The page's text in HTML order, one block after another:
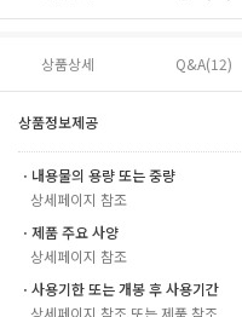
상품상세 Q&A(12)
상품정보제공
ㆍ내용물의 용량 또는 중량
상세페이지 참조
ㆍ제품 주요 사양
상세페이지 참조
ㆍ사용기한 또는 개봉 후 사용기간
상세페이지 참조 또는 제품 참조